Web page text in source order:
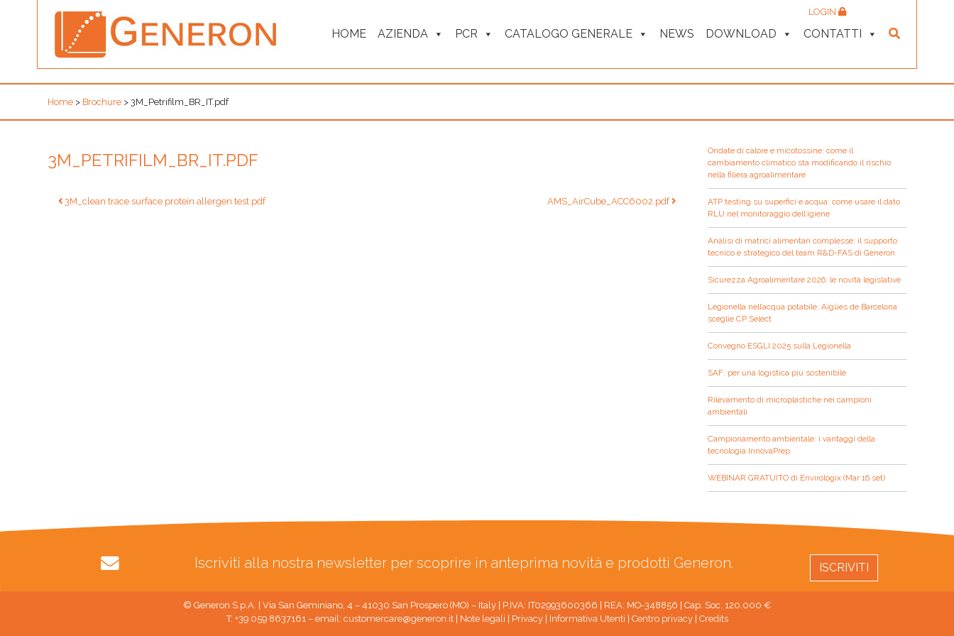
HOME AZIENDA PCR CATALOGO GENERALE NEWS DOWNLOAD CONTATTI
LOGIN
Home > Brochure > 3M_Petrifilm_BR_IT.pdf
3M_PETRIFILM_BR_IT.PDF
Navigazione
3M_clean trace surface protein allergen test.pdf AMS_AirCube_ACC6002.pdf
Ondate di calore e micotossine: come il
cambiamento climatico sta modificando il rischio
nella filiera agroalimentare
ATP testing su superfici e acqua: come usare il dato
RLU nel monitoraggio dell’igiene
Analisi di matrici alimentari complesse: il supporto
tecnico e strategico del team R&D-FAS di Generon
Sicurezza Agroalimentare 2026: le novità legislative
Legionella nell’acqua potabile: Aigües de Barcelona
sceglie CP Select
Convegno ESGLI 2025 sulla Legionella
SAF: per una logistica più sostenibile
Rilevamento di microplastiche nei campioni
ambientali
Campionamento ambientale: i vantaggi della
tecnologia InnovaPrep
WEBINAR GRATUITO di Envirologix (Mar 16 set)
Iscriviti alla nostra newsletter per scoprire in anteprima novità e prodotti Generon. ISCRIVITI
© Generon S.p.A. | Via San Geminiano, 4 – 41030 San Prospero (MO) – Italy | P.IVA: IT02993600366 | REA: MO-348856 | Cap. Soc. 120.000 €
T: +39 059 8637161 – email: customercare@generon.it| Note legali Privacy| Informativa Utenti Centro privacy| Credits